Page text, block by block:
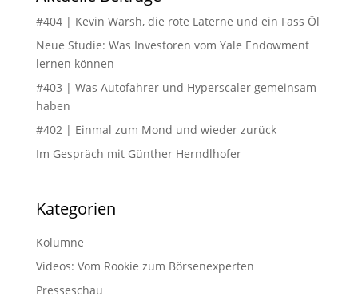
#404 | Kevin Warsh, die rote Laterne und ein Fass Öl
Neue Studie: Was Investoren vom Yale Endowment
lernen können
#403 | Was Autofahrer und Hyperscaler gemeinsam
haben
#402 | Einmal zum Mond und wieder zurück
Im Gespräch mit Günther Herndlhofer
Kategorien
Kolumne
Videos: Vom Rookie zum Börsenexperten
Presseschau